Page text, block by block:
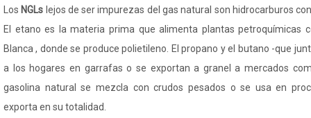
Los NGLs lejos de ser impurezas del gas natural son hidrocarburos
El etano es la materia prima que alimenta plantas petroquímicas
Blanca , donde se produce polietileno. El propano y el butano -que
a los hogares en garrafas o se exportan a granel a mercados
gasolina natural se mezcla con crudos pesados o se usa en
exporta en su totalidad.